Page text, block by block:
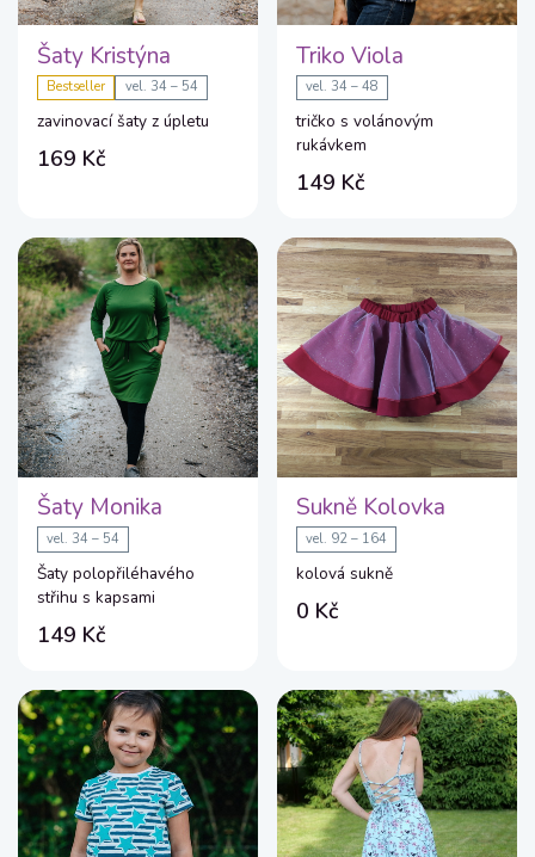
Šaty Kristýna
Bestseller vel. 34 – 54
zavinovací šaty z úpletu
169 Kč
Triko Viola
vel. 34 – 48
tričko s volánovým
rukávkem
149 Kč
Šaty Monika
vel. 34 – 54
Šaty polopřiléhavého
střihu s kapsami
149 Kč
Sukně Kolovka
vel. 92 – 164
kolová sukně
0 Kč